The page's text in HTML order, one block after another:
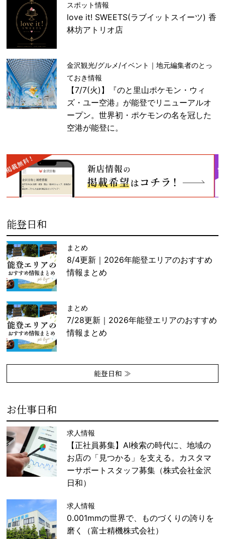
スポット情報
love it! SWEETS(ラブイットスイーツ) 香
林坊アトリオ店
金沢観光/グルメ/イベント｜地元編集者のとっ
ておき情報
【7/7(火)】『のと里山ポケモン・ウィ
ズ・ユー空港』が能登でリニューアルオ
ープン。世界初・ポケモンの名を冠した
空港が能登に。
能登日和
まとめ
8/4更新｜2026年能登エリアのおすすめ
情報まとめ
まとめ
7/28更新｜2026年能登エリアのおすすめ
情報まとめ
能登日和 ≫
お仕事日和
求人情報
【正社員募集】AI検索の時代に、地域の
お店の「見つかる」を支える。カスタマ
ーサポートスタッフ募集（株式会社金沢
日和）
求人情報
0.001mmの世界で、ものづくりの誇りを
磨く（富士精機株式会社）